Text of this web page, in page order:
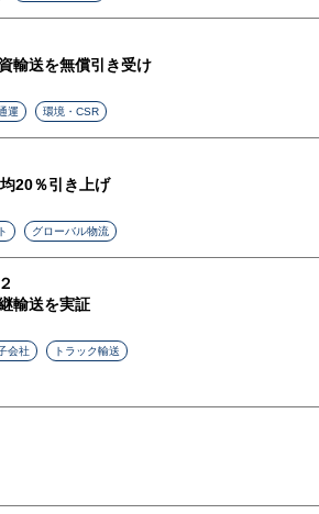
輸送を無償引き受け
運 環境・CSR
20％引き上げ
グローバル物流
輸送を実証
会社 トラック輸送